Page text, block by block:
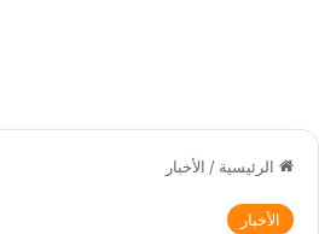
الرئيسية / الأخبار
الأخبار